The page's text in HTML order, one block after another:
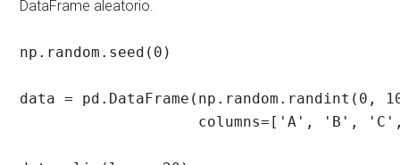
DataFrame aleatorio.
np.random.seed(0)
data =
columns=['A', 'B',